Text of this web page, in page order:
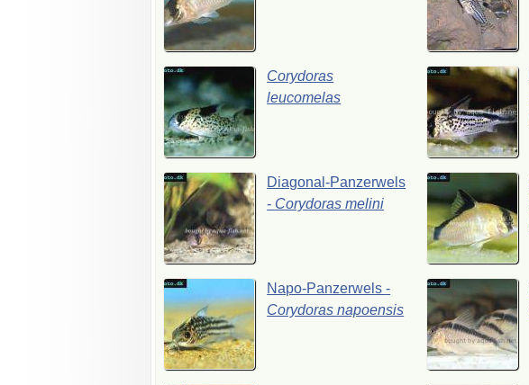
Corydoras
leucomelas
Diagonal-Panzerwels
- Corydorasmelini
Napo-Panzerwels-
Corydorasnapoensis